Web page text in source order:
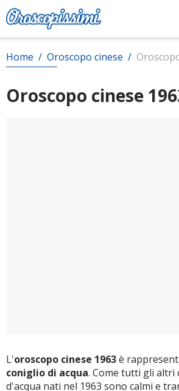
Home / Oroscopo cinese /
Oroscopo cinese
L'oroscopo cinese 1963è
coniglio di acqua. Come tutti gli altri
d'acqua nati nel 1963 sono calmi e